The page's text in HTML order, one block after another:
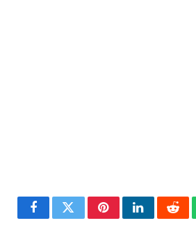
FacebookTwitterPinterestLinkedIn